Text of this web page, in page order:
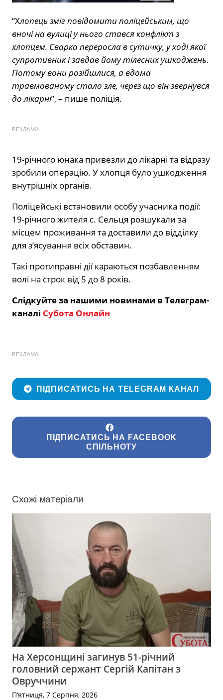
“Хлопець зміг повідомити поліцейським, що
вночі на вулиці у нього стався конфлікт з
хлопцем. Сварка переросла в сутичку, у ході якої
супротивник і завдав йому тілесних ушкоджень.
Потому вони розійшлися, а вдома
травмованому стало зле, через що він звернувся
до лікарні”, – пише поліція.
РЕКЛАМА
19-річного юнака привезли до лікарні та відразу
зробили операцію. У хлопця було ушкодження
внутрішніх органів.
Поліцейські встановили особу учасника події:
19-річного жителя с. Сельця розшукали за
місцем проживання та доставили до відділку
для з’ясування всіх обставин.
Такі протиправні дії караються позбавленням
волі на строк від 5 до 8 років.
Слідкуйте за нашими новинами в Телеграм-
каналі Субота Онлайн
РЕКЛАМА
ПІДПИСАТИСЬ НА TELEGRAM КАНАЛ
ПІДПИСАТИСЬ НА FACEBOOK
СПІЛЬНОТУ
Схожі матеріали
На Херсонщині загинув 51-річний
головний сержант Сергій Капітан з
Овруччини
П’ятниця, 7 Серпня, 2026